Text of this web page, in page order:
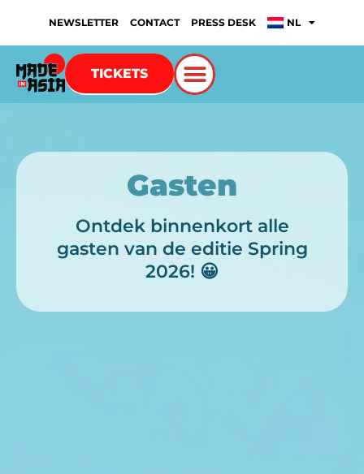
NEWSLETTER CONTACT PRESS DESK NL
TICKETS
Gasten
Ontdek binnenkort alle
gasten van de editie Spring
2026! 😀